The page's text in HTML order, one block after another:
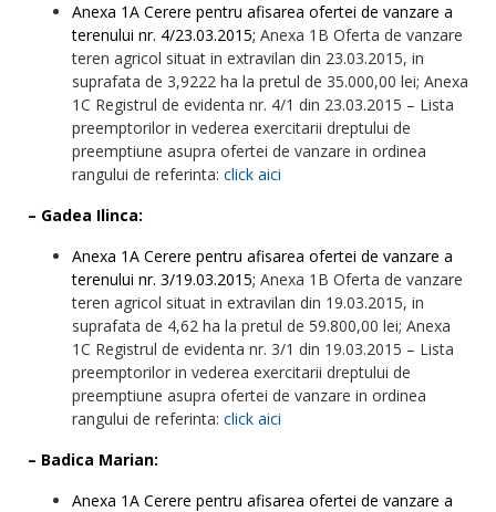
Anexa 1A Cerere pentru afisarea ofertei de vanzare a
terenului nr. 4/23.03.2015; Anexa 1B Oferta de vanzare
teren agricol situat in extravilan din 23.03.2015, in
suprafata de 3,9222 ha la pretul de 35.000,00 lei; Anexa
1C Registrul de evidenta nr. 4/1 din 23.03.2015 – Lista
preemptorilor in vederea exercitarii dreptului de
preemptiune asupra ofertei de vanzare in ordinea
rangului de referinta: click aici
– Gadea Ilinca:
Anexa 1A Cerere pentru afisarea ofertei de vanzare a
terenului nr. 3/19.03.2015; Anexa 1B Oferta de vanzare
teren agricol situat in extravilan din 19.03.2015, in
suprafata de 4,62 ha la pretul de 59.800,00 lei; Anexa
1C Registrul de evidenta nr. 3/1 din 19.03.2015 – Lista
preemptorilor in vederea exercitarii dreptului de
preemptiune asupra ofertei de vanzare in ordinea
rangului de referinta: click aici
– Badica Marian:
Anexa 1A Cerere pentru afisarea ofertei de vanzare a